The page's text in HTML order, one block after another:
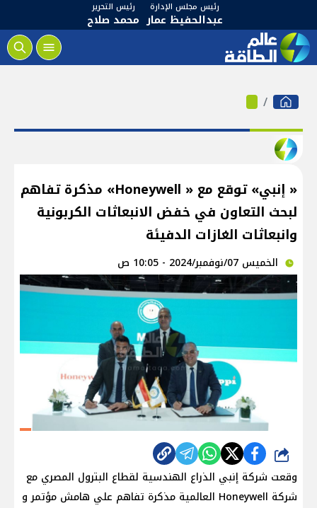
رئيس مجلس الإدارة
عبدالحفيظ عمار
رئيس التحرير
محمد صلاح
« إنبي» توقع مع « Honeywell» مذكرة تفاهم
لبحث التعاون في خفض الانبعاثات الكربونية
وانبعاثات الغازات الدفيئة
الخميس 07/نوفمبر/2024 - 10:05 ص
شارك
وقعت شركة إنبي الذراع الهندسية لقطاع البترول المصري مع
شركة Honeywell العالمية مذكرة تفاهم علي هامش مؤتمر و